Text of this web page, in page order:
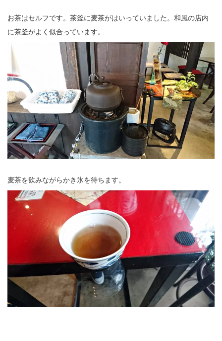
お茶はセルフです。茶釜に麦茶がはいっていました。和風の店内
に茶釜がよく似合っています。
麦茶を飲みながらかき氷を待ちます。